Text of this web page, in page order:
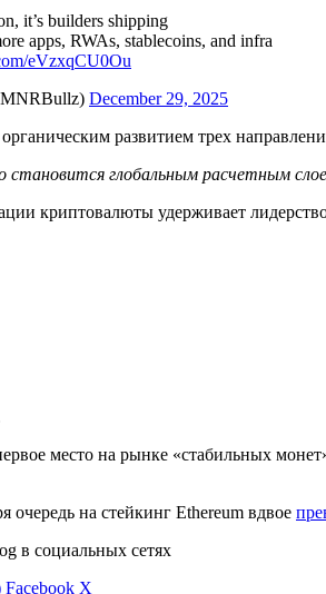
it’s builders shipping
apps, RWAs, stablecoins, and infra
eVzxqCU0Ou
December 29, 2025
развитием трех
становится глобальным расчетным
криптовалюты удерживает
место на рынке «стабильных
очередь на стейкинг Ethereum вдвое
в социальных сетях
Facebook X